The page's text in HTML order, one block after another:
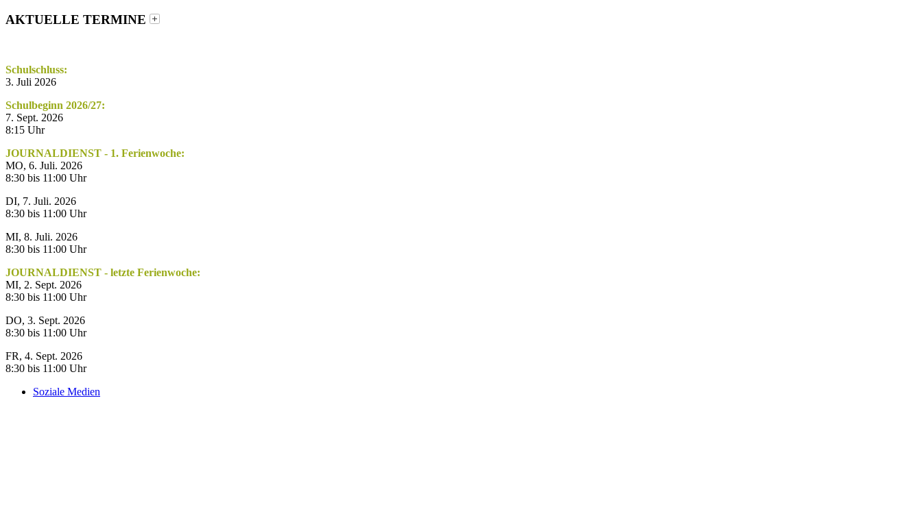
AKTUELLE TERMINE
Schulschluss:
3. Juli 2026
Schulbeginn 2026/27:
7. Sept. 2026
8:15 Uhr
JOURNALDIENST - 1. Ferienwoche:
MO, 6. Juli. 2026
8:30 bis 11:00 Uhr
DI, 7. Juli. 2026
8:30 bis 11:00 Uhr
MI, 8. Juli. 2026
8:30 bis 11:00 Uhr
JOURNALDIENST - letzte Ferienwoche:
MI, 2. Sept. 2026
8:30 bis 11:00 Uhr
DO, 3. Sept. 2026
8:30 bis 11:00 Uhr
FR, 4. Sept. 2026
8:30 bis 11:00 Uhr
Soziale Medien